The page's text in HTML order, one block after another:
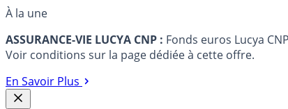
À la une
ASSURANCE-VIE LUCYA CNP : Fonds euros Lucya
Voir conditions sur la page dédiée à cette offre.
En Savoir Plus